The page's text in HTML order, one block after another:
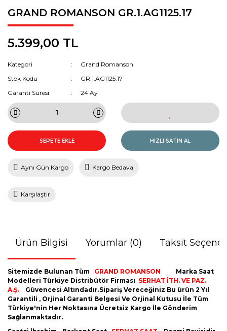
GRAND ROMANSON GR.1.AG1125.17
5.399,00 TL
Kategori
Grand Romanson
Stok Kodu
GR.1.AG1125.17
Garanti Süresi
24 Ay
SEPETE EKLE HIZLI SATIN AL
Aynı Gün Kargo Kargo Bedava
Karşılaştır
Ürün Bilgisi Yorumlar (0) Taksit
Sitemizde Bulunan Tüm GRAND ROMANSON
Marka Saat
Modelleri Türkiye Distribütör Firması SERHAT İTH. VE PAZ.
A.Ş.
Güvencesi Altındadır.Sipariş Vereceğiniz Bu ürün 2 Yıl
Garantili , Orjinal Garanti Belgesi Ve Orjinal Kutusu İle Tüm
Türkiye'nin Her Noktasına Ücretsiz Kargo İle Gönderim
Sağlanmaktadır.